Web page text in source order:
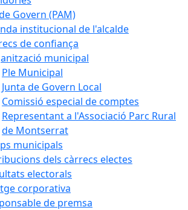
Govern (PAM)
institucional de l'alcalde
de confiança
municipal
Ple Municipal
Junta de Govern Local
Comissió especial de comptes
Representant a l'Associació Parc Rural
de Montserrat
municipals
dels càrrecs electes
electorals
corporativa
de premsa